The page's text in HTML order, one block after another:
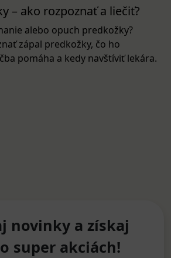
– ako rozpoznať a liečiť?
alebo opuch predkožky?
zápal predkožky, čo ho
pomáha a kedy navštíviť lekára.
novinky a získaj
super akciách!